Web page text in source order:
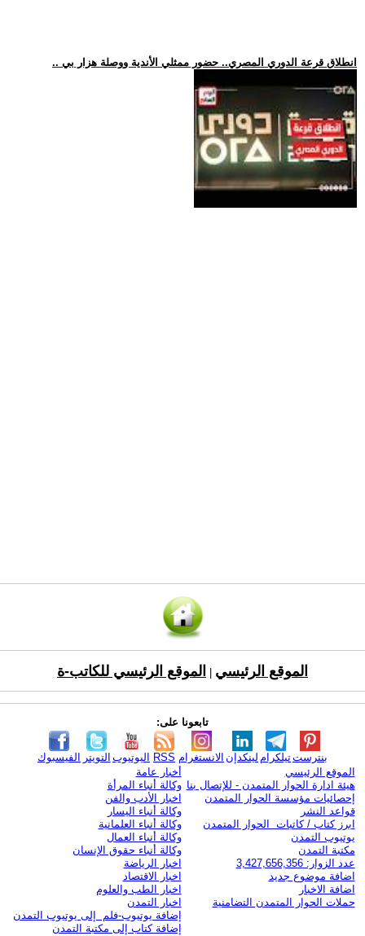
.. انطلاق قرعة الدوري المصري.. حضور ممثلي الأندية ووصلة هزار بي
الموقع الرئيسي الموقع الرئيسي للكاتب-ة
تابعونا على:
الفيسبوك التويتر اليوتيوب RSS الانستغرام لينكدإن تيلكرامبنترست
الموقع الرئيسي
هيئة ادارة الحوار المتمدن - للإتصال بنا
إحصائيات مؤسسة الحوار المتمدن
قواعد النشر
ابرز كتاب / كاتبات الحوار المتمدن
يوتيوب التمدن
مكتبة التمدن
عدد الزوار: 3,427,656,356
اضافة موضوع جديد
اضافة الاخبار
حملات الحوار المتمدن التضامنية
أخبار عامة
وكالة أنباء المرأة
اخبار الأدب والفن
وكالة أنباء اليسار
وكالة أنباء العلمانية
وكالة أنباء العمال
وكالة أنباء حقوق الإنسان
اخبار الرياضة
اخبار الاقتصاد
اخبار الطب والعلوم
اخبار التمدن
إضافة يوتيوب-فلم إلى يوتيوب التمدن
إضافة كتاب إلى مكتبة التمدن